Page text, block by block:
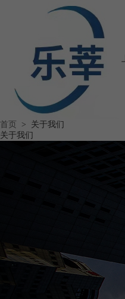
首页 >
关于我们
关于我们